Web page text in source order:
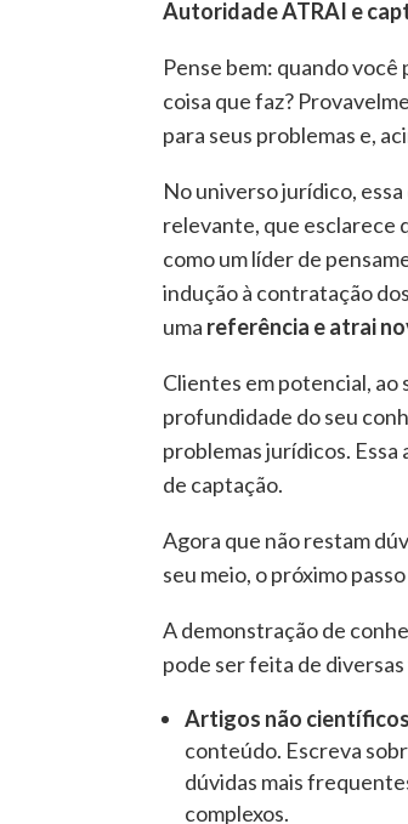
Autoridade ATRAI e
Pense bem: quando você
coisa que faz?
para seus problemas e,
No universo jurídico,
relevante, que esclarece
como um líder de
indução à contratação
uma referência e atrai
Clientes em potencial, ao
profundidade do seu
problemas jurídicos.
de captação.
Agora que não restam
seu meio, o próximo
A demonstração de
pode ser feita de
Artigos não
conteúdo. Escreva
dúvidas mais
complexos.